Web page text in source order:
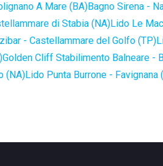
A Mare (BA)Bagno Sirena -
di Stabia (NA)Lido Le
- Castellammare del Golfo (TP)
Golden Cliff Stabilimento Balneare -
(NA)Lido Punta Burrone - Favignana